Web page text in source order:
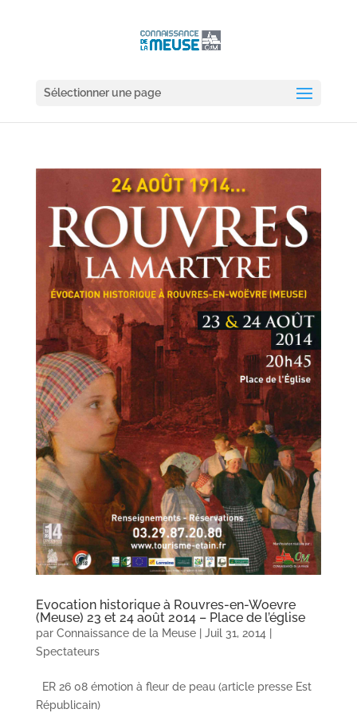
Sélectionner une page
Evocation historique à Rouvres-en-Woevre
(Meuse) 23 et 24 août 2014 – Place de l’église
par Connaissance de la Meuse| Juil 31, 2014|
Spectateurs
ER 26 08 émotion à fleur de peau (article presse Est
Républicain)